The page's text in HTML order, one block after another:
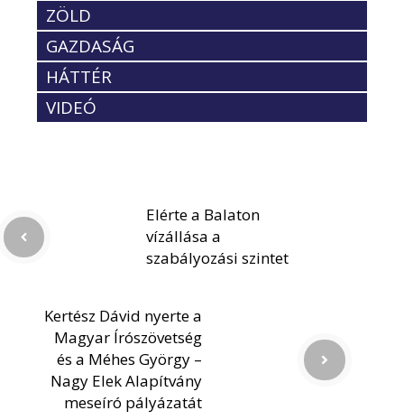
ZÖLD
GAZDASÁG
HÁTTÉR
VIDEÓ
Elérte a Balaton
vízállása a
szabályozási szintet
Kertész Dávid nyerte a
Magyar Írószövetség
és a Méhes György –
Nagy Elek Alapítvány
meseíró pályázatát